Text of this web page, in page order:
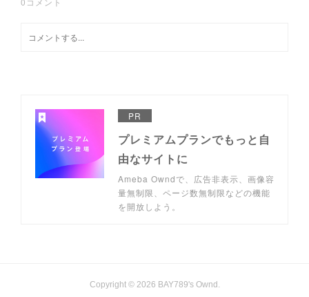
PR
プレミアムプランでもっと自
由なサイトに
Ameba Owndで、広告非表示、画像容
量無制限、ページ数無制限などの機能
を開放しよう。
Copyright © 2026 BAY789's Ownd .